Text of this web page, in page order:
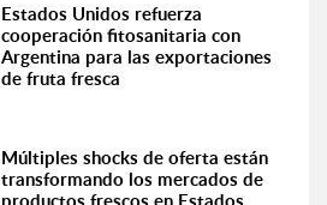
Estados Unidos refuerza
cooperación fitosanitaria con
Argentina para las exportaciones
de fruta fresca
Múltiples shocks de oferta están
transformando los mercados de